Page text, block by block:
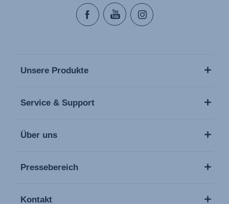
Unsere Produkte
Service & Support
Über uns
Pressebereich
Kontakt